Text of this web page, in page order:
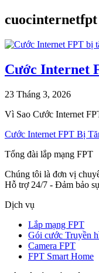
cuocinternetfpt
Cước Internet
23 Tháng 3, 2026
Vì Sao Cước Internet
Cước Internet FPT Bị
Tổng đài lắp mạng FPT
Chúng tôi là đơn vị
Hỗ trợ 24/7 - Đảm bảo
Dịch vụ
Lắp mạng FPT
Gói cước Truyền
Camera FPT
FPT Smart Home